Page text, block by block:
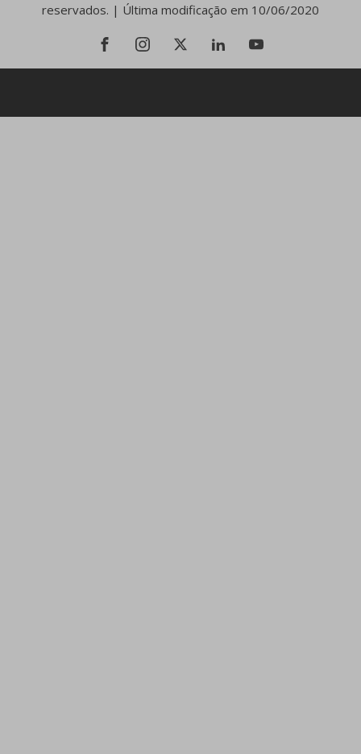
reservados. | Última modificação em 10/06/2020